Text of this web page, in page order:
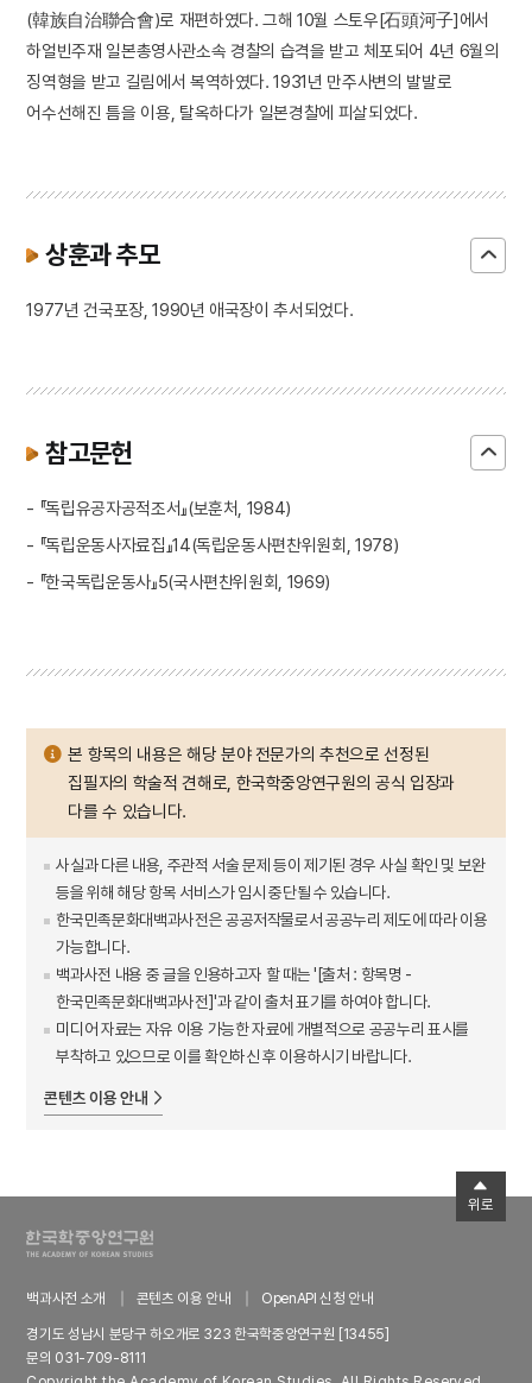
(韓族自治聯合會)로 재편하였다. 그해 10월 스토우[石頭河子]에서
하얼빈주재 일본총영사관소속 경찰의 습격을 받고 체포되어 4년 6월의
징역형을 받고 길림에서 복역하였다. 1931년 만주사변의 발발로
어수선해진 틈을 이용, 탈옥하다가 일본경찰에 피살되었다.
상훈과 추모
1977년 건국포장, 1990년 애국장이 추서되었다.
참고문헌
- 『독립유공자공적조서』(보훈처, 1984)
- 『독립운동사자료집』14(독립운동사편찬위원회, 1978)
- 『한국독립운동사』5(국사편찬위원회, 1969)
본 항목의 내용은 해당 분야 전문가의 추천으로 선정된
집필자의 학술적 견해로, 한국학중앙연구원의 공식 입장과
다를 수 있습니다.
사실과 다른 내용, 주관적 서술 문제 등이 제기된 경우 사실 확인 및 보완
등을 위해 해당 항목 서비스가 임시 중단될 수 있습니다.
한국민족문화대백과사전은 공공저작물로서 공공누리 제도에 따라 이용
가능합니다.
백과사전 내용 중 글을 인용하고자 할 때는 '[출처 : 항목명 -
한국민족문화대백과사전]'과 같이 출처 표기를 하여야 합니다.
미디어 자료는 자유 이용 가능한 자료에 개별적으로 공공누리 표시를
부착하고 있으므로 이를 확인하신 후 이용하시기 바랍니다.
콘텐츠 이용 안내
백과사전 소개 콘텐츠 이용 안내
OpenAPI 신청 안내
경기도 성남시 분당구 하오개로 323 한국학중앙연구원 [13455]
문의 031-709-8111
위로